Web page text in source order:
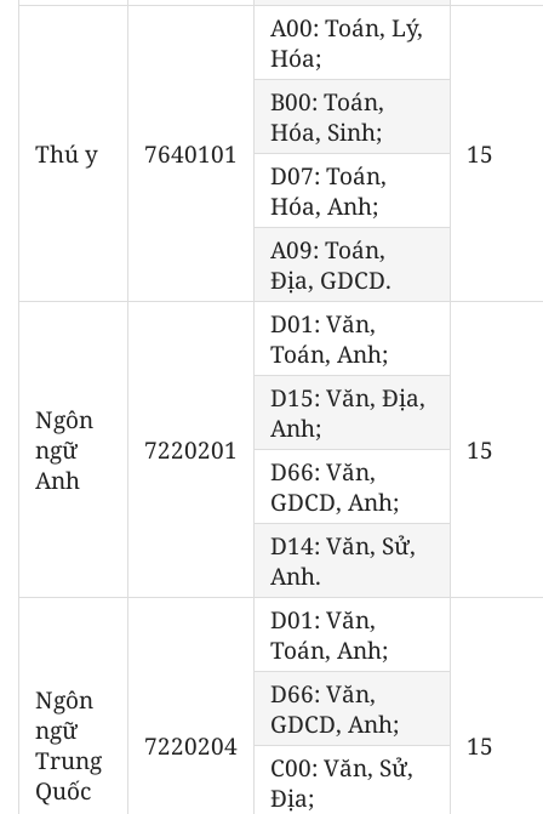
Thú y 7640101
A00: Toán, Lý,
Hóa;
15
B00: Toán,
Hóa, Sinh;
D07: Toán,
Hóa, Anh;
A09: Toán,
Địa, GDCD.
Ngôn
ngữ
Anh
7220201
D01: Văn,
Toán, Anh;
15
D15: Văn, Địa,
Anh;
D66: Văn,
GDCD, Anh;
D14: Văn, Sử,
Anh.
Ngôn
ngữ
Trung
Quốc
7220204
D01: Văn,
Toán, Anh;
15
D66: Văn,
GDCD, Anh;
C00: Văn, Sử,
Địa;